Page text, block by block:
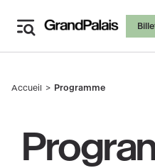
contenu
Fil
Accueil Programme